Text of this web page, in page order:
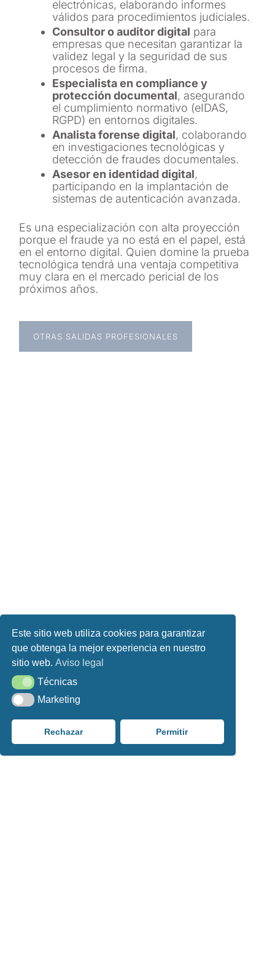
electrónicas, elaborando informes
válidos para procedimientos judiciales.
Consultor o auditor digital para
empresas que necesitan garantizar la
validez legal y la seguridad de sus
procesos de firma.
Especialista en compliance y
protección documental, asegurando
el cumplimiento normativo (eIDAS,
RGPD) en entornos digitales.
Analista forense digital, colaborando
en investigaciones tecnológicas y
detección de fraudes documentales.
Asesor en identidad digital,
participando en la implantación de
sistemas de autenticación avanzada.
Es una especialización con alta proyección
porque el fraude ya no está en el papel, está
en el entorno digital. Quien domine la prueba
tecnológica tendrá una ventaja competitiva
muy clara en el mercado pericial de los
próximos años.
OTRAS SALIDAS PROFESIONALES
Este sitio web utiliza cookies para garantizar
que obtenga la mejor experiencia en nuestro
sitio web.Aviso legal
TécnicasTécnicas
MarketingMarketing
Rechazar Permitir